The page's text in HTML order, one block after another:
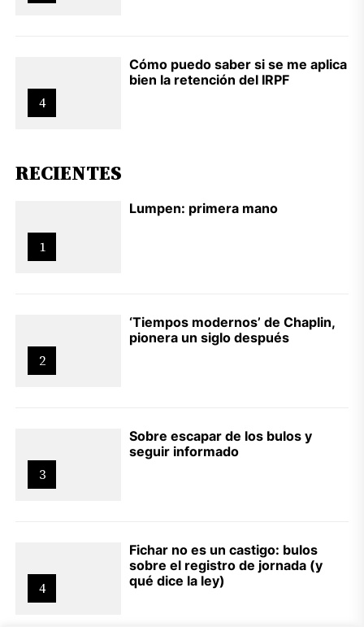
4
Cómo puedo saber si se me aplica
bien la retención del IRPF
RECIENTES
1
Lumpen: primera mano
2
‘Tiempos modernos’ de Chaplin,
pionera un siglo después
3
Sobre escapar de los bulos y
seguir informado
4
Fichar no es un castigo: bulos
sobre el registro de jornada (y
qué dice la ley)